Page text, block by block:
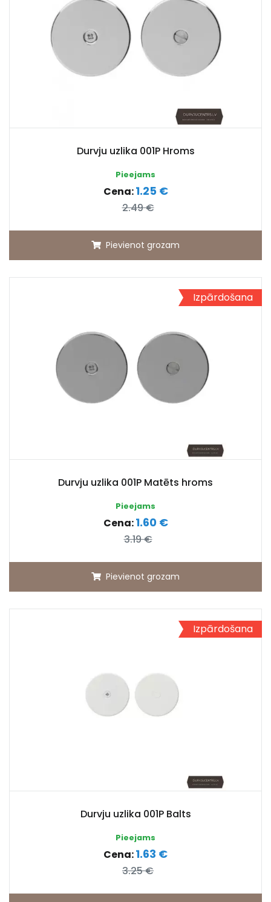
Durvju uzlika 001P Hroms
Pieejams
Cena:1.25 €
2.49 €
Pievienot grozam
Izpārdošana
Durvju uzlika 001P Matēts hroms
Pieejams
Cena:1.60 €
3.19 €
Pievienot grozam
Izpārdošana
Durvju uzlika 001P Balts
Pieejams
Cena:1.63 €
3.25 €